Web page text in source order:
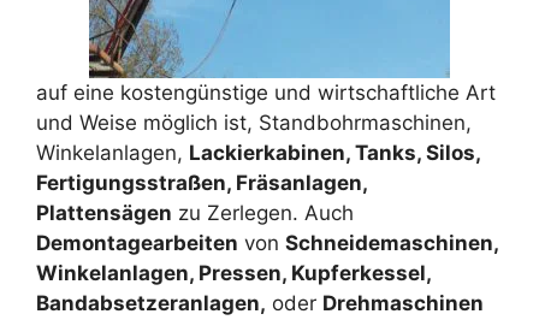
auf eine kostengünstige und wirtschaftliche Art
und Weise möglich ist, Standbohrmaschinen,
Winkelanlagen, Lackierkabinen, Tanks, Silos,
Fertigungsstraßen, Fräsanlagen,
Plattensägen zu Zerlegen. Auch
Demontagearbeiten von Schneidemaschinen,
Winkelanlagen, Pressen, Kupferkessel,
Bandabsetzeranlagen, oder Drehmaschinen